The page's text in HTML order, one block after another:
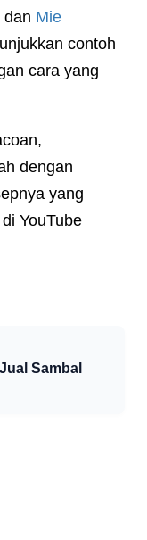
dan Mie
contoh
cara yang
dengan
yang
di YouTube
Sambal